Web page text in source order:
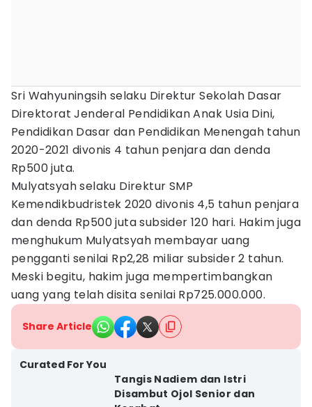
Sri Wahyuningsih selaku Direktur Sekolah Dasar
Direktorat Jenderal Pendidikan Anak Usia Dini,
Pendidikan Dasar dan Pendidikan Menengah tahun
2020-2021 divonis 4 tahun penjara dan denda
Rp500 juta.
Mulyatsyah selaku Direktur SMP
Kemendikbudristek 2020 divonis 4,5 tahun penjara
dan denda Rp500 juta subsider 120 hari. Hakim juga
menghukum Mulyatsyah membayar uang
pengganti senilai Rp2,28 miliar subsider 2 tahun.
Meski begitu, hakim juga mempertimbangkan
uang yang telah disita senilai Rp725.000.000.
Share Article
Curated For You
Tangis Nadiem dan Istri
Disambut Ojol Senior dan